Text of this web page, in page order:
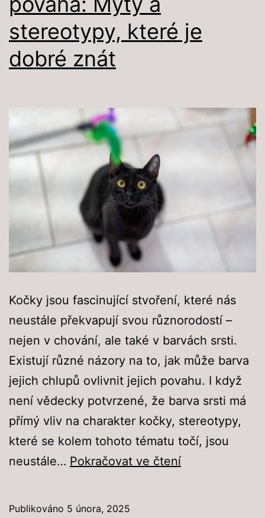
stereotypy, které je
dobré znát
Kočky jsou fascinující stvoření, které nás
neustále překvapují svou různorodostí –
nejen v chování, ale také v barvách srsti.
Existují různé názory na to, jak může barva
jejich chlupů ovlivnit jejich povahu. I když
není vědecky potvrzené, že barva srsti má
přímý vliv na charakter kočky, stereotypy,
které se kolem tohoto tématu točí, jsou
neustále… Pokračovat ve čteníBarva
Publikováno 5 února, 2025